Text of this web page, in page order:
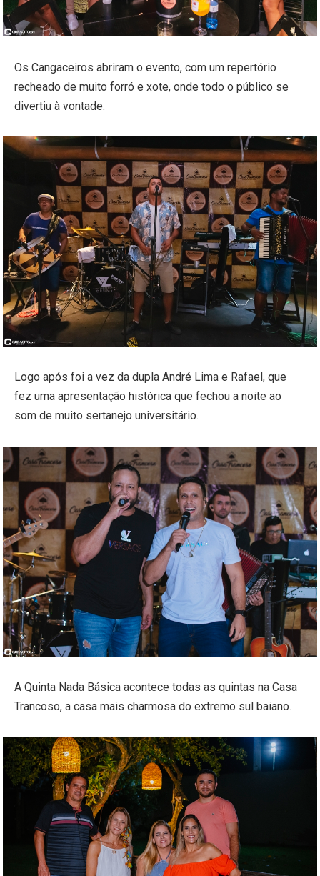
Os Cangaceiros abriram o evento, com um repertório
recheado de muito forró e xote, onde todo o público se
divertiu à vontade.
Logo após foi a vez da dupla André Lima e Rafael, que
fez uma apresentação histórica que fechou a noite ao
som de muito sertanejo universitário.
A Quinta Nada Básica acontece todas as quintas na Casa
Trancoso, a casa mais charmosa do extremo sul baiano.